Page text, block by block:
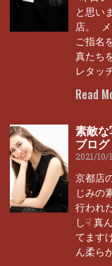
と思い
店。 メ
ご指名
真たち
レタッ
Read
素敵な
ブログ
2021/10/
京都店
じみの
行われ
し☟ 真
てます
ん柔ら